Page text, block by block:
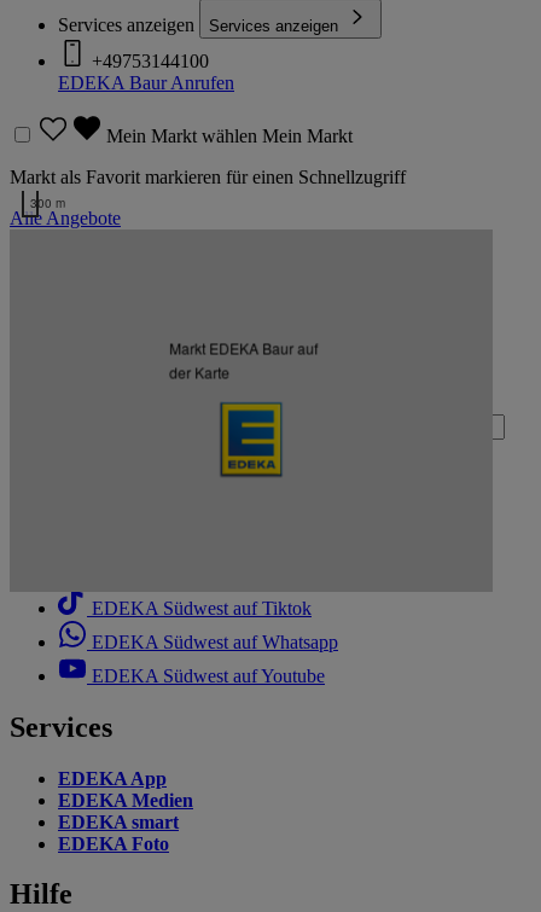
Services anzeigen Services anzeigen
+49753144100
EDEKA BaurAnrufen
Mein Markt wählen Mein Markt
Markt als Favorit markieren für einen Schnellzugriff
Alle Angebote
Markt EDEKA Baur auf
der Karte
300 m
Zum Newsletter anmelden
Deine E-Mail-Adresse (Pflichtfeld)
EDEKA Südwest auf Tiktok
EDEKA Südwest auf Whatsapp
EDEKA Südwest auf Youtube
Services
EDEKA App
EDEKA Medien
EDEKA smart
EDEKA Foto
Hilfe